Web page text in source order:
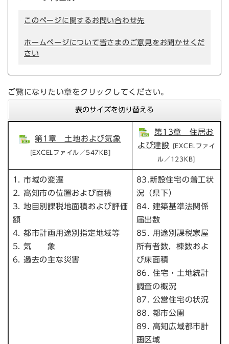
このページに関するお問い合わせ先
ホームページについて皆さまのご意見をお聞かせくだ
さい
ご覧になりたい章をクリックしてください。
表のサイズを切り替える
第1章 土地および気象
[EXCELファイル／547KB]
第13章 住居お
よび建設
[EXCELファイ
ル／123KB]
1. 市域の変遷
2. 高知市の位置および面積
3. 地目別課税地面積および評価
額
4. 都市計画用途別指定地域等
5. 気 象
6. 過去の主な災害
83.新設住宅の着工状
況（県下）
84. 建築基準法関係
届出数
85. 用途別課税家屋
所有者数，棟数およ
び床面積
86. 住宅・土地統計
調査の概況
87. 公営住宅の状況
88. 都市公園
89. 高知広域都市計
画区域